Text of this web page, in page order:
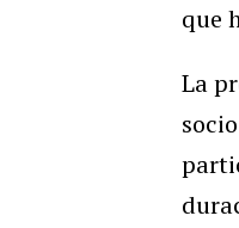
que
La